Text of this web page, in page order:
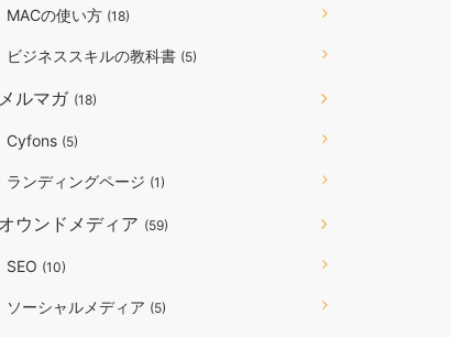
MACの使い方 (18)
ビジネススキルの教科書 (5)
メルマガ (18)
Cyfons (5)
ランディングページ (1)
オウンドメディア (59)
SEO (10)
ソーシャルメディア (5)